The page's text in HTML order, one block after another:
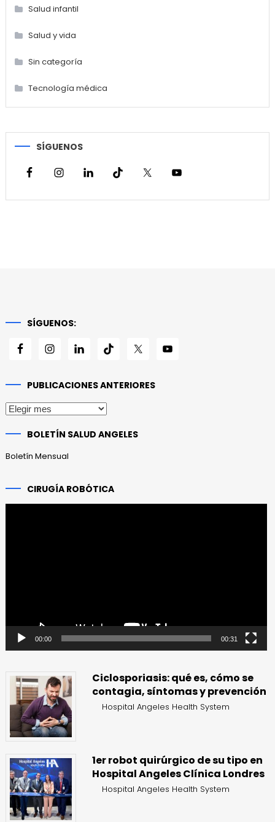
Salud infantil
Salud y vida
Sin categoría
Tecnología médica
SÍGUENOS
SÍGUENOS:
PUBLICACIONES ANTERIORES
Publicaciones
BOLETÍN SALUD ANGELES
Boletín Mensual
CIRUGÍA ROBÓTICA
00:00 00:31
Ciclosporiasis: qué es, cómo se
contagia, síntomas y prevención
Hospital Angeles Health System
1er robot quirúrgico de su tipo en
Hospital Angeles Clínica Londres
Hospital Angeles Health System